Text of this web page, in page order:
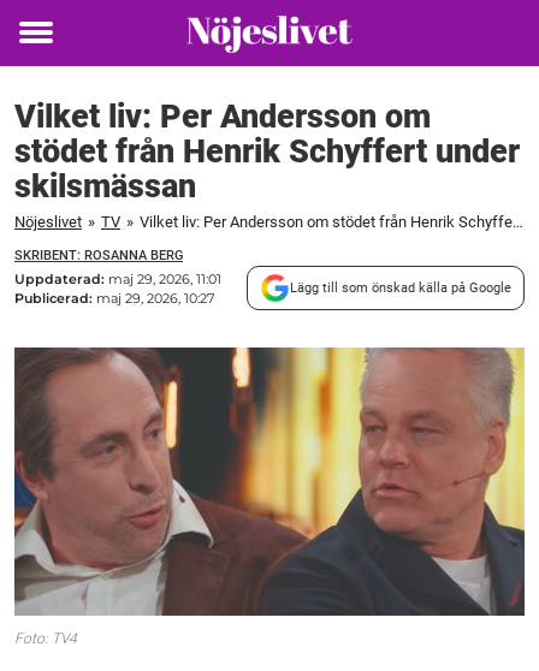
Toggle
Vilket liv: Per Andersson om
stödet från Henrik Schyffert under
skilsmässan
Nöjeslivet » TV » Vilket liv: Per Andersson om stödet från Henrik Schyffert under skilsmässan
SKRIBENT: ROSANNA BERG
Uppdaterad: maj 29, 2026, 11:01
Publicerad: maj 29, 2026, 10:27
Lägg till som önskad källa på Google
Foto: TV4